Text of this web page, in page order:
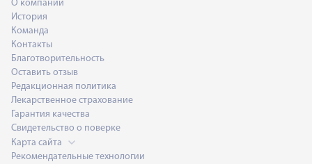
О компании
История
Команда
Контакты
Благотворительность
Оставить отзыв
Редакционная политика
Лекарственное страхование
Гарантия качества
Свидетельство о поверке
Карта сайта
Рекомендательные технологии